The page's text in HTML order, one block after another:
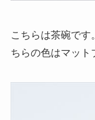
こちらは茶碗です
ちらの色はマット